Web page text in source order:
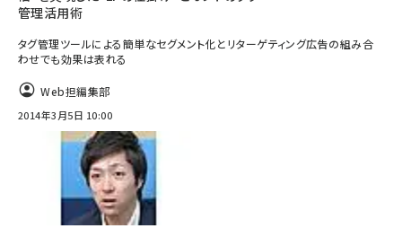
管理活用術
タグ管理ツールによる簡単なセグメント化とリターゲティング広告の組み合
わせでも効果は表れる
Web担編集部
2014年3月5日 10:00